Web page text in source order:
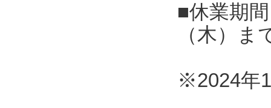
■休業期
（木）ま
※2024年